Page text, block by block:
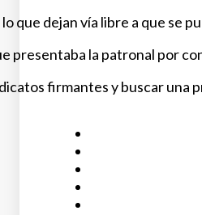
que dejan vía libre a que se
presentaba la patronal por
firmantes y buscar